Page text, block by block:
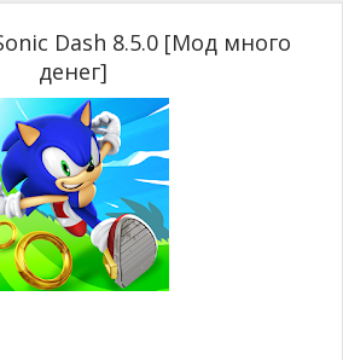
Dash 8.5.0 [Мод много
денег]